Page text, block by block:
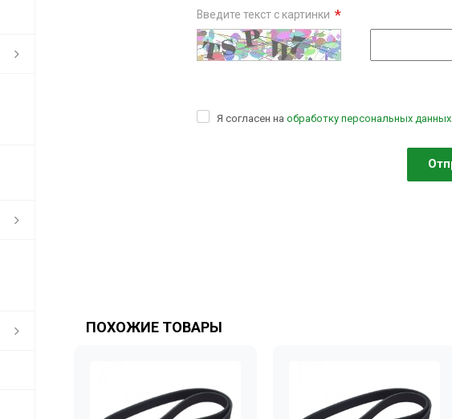
Введите текст с картинки *
Я согласен на обработку персональных данных
ПОХОЖИЕ ТОВАРЫ